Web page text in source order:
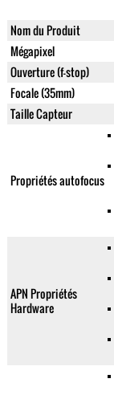
Nom du Produit
Mégapixel
Ouverture (f-stop)
Focale (35mm)
Taille Capteur
Propriétés autofocus
APN Propriétés
Hardware